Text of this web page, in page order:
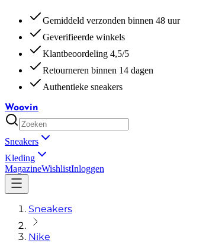
Gemiddeld verzonden binnen 48 uur
Geverifieerde winkels
Klantbeoordeling 4,5/5
Retourneren binnen 14 dagen
Authentieke sneakers
Woovin
Sneakers
Kleding
MagazineWishlistInloggen
Sneakers
Nike